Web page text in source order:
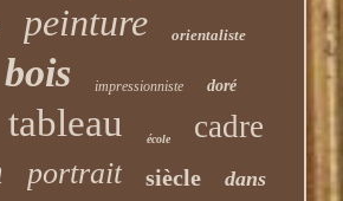
peinture orientaliste
bois impressionniste doré
tableau école cadre
portrait siècle dans